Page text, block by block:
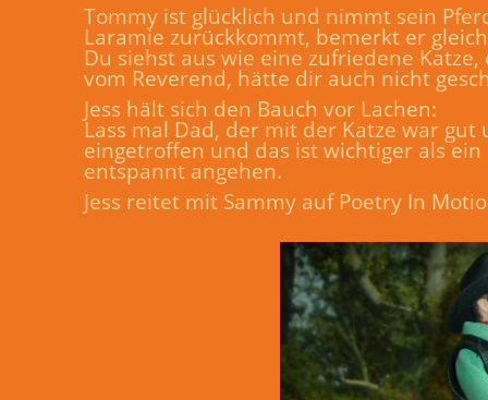
Tommy ist glücklich und nimmt sein
Laramie zurückkommt, bemerkt er
Du siehst aus wie eine zufriedene
vom Reverend, hätte dir auch nicht
Jess hält sich den Bauch vor Lachen:
Lass mal Dad, der mit der Katze war
eingetroffen und das ist wichtiger als
entspannt angehen.
Jess reitet mit Sammy auf Poetry In